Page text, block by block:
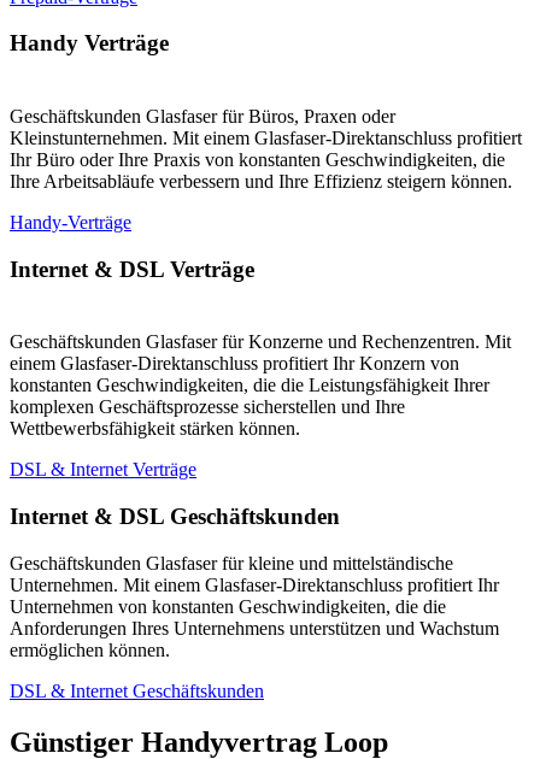
Handy Verträge
Geschäftskunden Glasfaser für Büros, Praxen oder
Kleinstunternehmen. Mit einem Glasfaser-Direktanschluss profitiert
Ihr Büro oder Ihre Praxis von konstanten Geschwindigkeiten, die
Ihre Arbeitsabläufe verbessern und Ihre Effizienz steigern können.
Handy-Verträge
Internet & DSL Verträge
Geschäftskunden Glasfaser für Konzerne und Rechenzentren. Mit
einem Glasfaser-Direktanschluss profitiert Ihr Konzern von
konstanten Geschwindigkeiten, die die Leistungsfähigkeit Ihrer
komplexen Geschäftsprozesse sicherstellen und Ihre
Wettbewerbsfähigkeit stärken können.
DSL & Internet Verträge
Internet & DSL Geschäftskunden
Geschäftskunden Glasfaser für kleine und mittelständische
Unternehmen. Mit einem Glasfaser-Direktanschluss profitiert Ihr
Unternehmen von konstanten Geschwindigkeiten, die die
Anforderungen Ihres Unternehmens unterstützen und Wachstum
ermöglichen können.
DSL & Internet Geschäftskunden
Günstiger Handyvertrag Loop